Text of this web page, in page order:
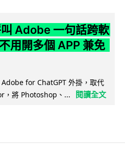
Adobe 一句話跨軟
用開多個 APP 兼免
for ChatGPT 外掛，取代
，將 Photoshop、...
閱讀全文